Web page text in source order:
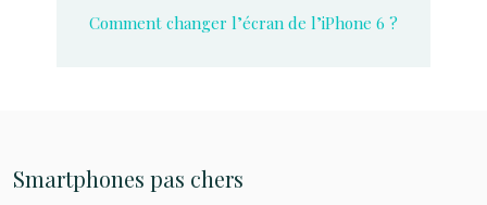
Comment changer l’écran de l’iPhone 6 ?
Smartphones pas chers